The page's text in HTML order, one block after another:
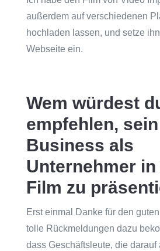
außerdem auf verschiedenen
hochladen lassen, und setze
Webseite ein.
Wem würdest
empfehlen, sein
Business als
Unternehmer in
Film zu
Erst einmal Danke für den
tolle Rückmeldungen dazu
dass Geschäftsleute, die